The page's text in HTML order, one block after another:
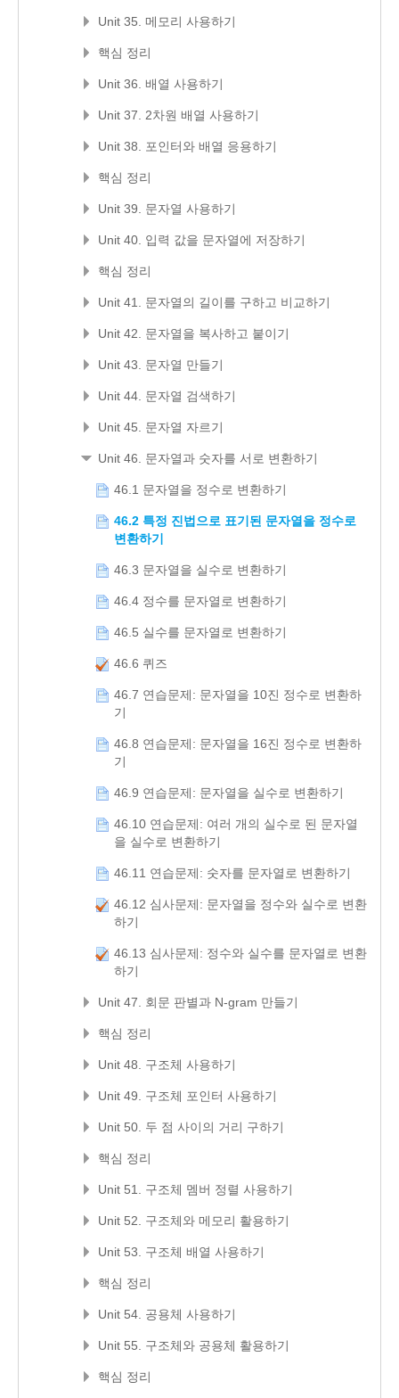
Unit 35. 메모리 사용하기
핵심 정리
Unit 36. 배열 사용하기
Unit 37. 2차원 배열 사용하기
Unit 38. 포인터와 배열 응용하기
핵심 정리
Unit 39. 문자열 사용하기
Unit 40. 입력 값을 문자열에 저장하기
핵심 정리
Unit 41. 문자열의 길이를 구하고 비교하기
Unit 42. 문자열을 복사하고 붙이기
Unit 43. 문자열 만들기
Unit 44. 문자열 검색하기
Unit 45. 문자열 자르기
Unit 46. 문자열과 숫자를 서로 변환하기
46.1 문자열을 정수로 변환하기
46.2 특정 진법으로 표기된 문자열을 정수로
변환하기
46.3 문자열을 실수로 변환하기
46.4 정수를 문자열로 변환하기
46.5 실수를 문자열로 변환하기
46.6 퀴즈
46.7 연습문제: 문자열을 10진 정수로 변환하
기
46.8 연습문제: 문자열을 16진 정수로 변환하
기
46.9 연습문제: 문자열을 실수로 변환하기
46.10 연습문제: 여러 개의 실수로 된 문자열
을 실수로 변환하기
46.11 연습문제: 숫자를 문자열로 변환하기
46.12 심사문제: 문자열을 정수와 실수로 변환
하기
46.13 심사문제: 정수와 실수를 문자열로 변환
하기
Unit 47. 회문 판별과 N-gram 만들기
핵심 정리
Unit 48. 구조체 사용하기
Unit 49. 구조체 포인터 사용하기
Unit 50. 두 점 사이의 거리 구하기
핵심 정리
Unit 51. 구조체 멤버 정렬 사용하기
Unit 52. 구조체와 메모리 활용하기
Unit 53. 구조체 배열 사용하기
핵심 정리
Unit 54. 공용체 사용하기
Unit 55. 구조체와 공용체 활용하기
핵심 정리